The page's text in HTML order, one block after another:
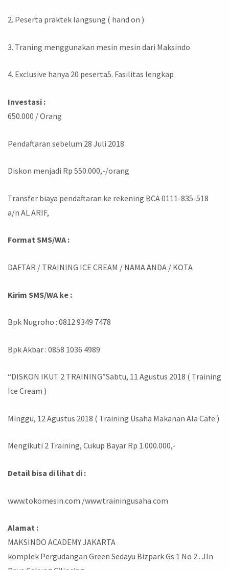
2. Peserta praktek langsung ( hand on )
3. Traning menggunakan mesin mesin dari Maksindo
4. Exclusive hanya 20 peserta5. Fasilitas lengkap
Investasi :
650.000 / Orang
Pendaftaran sebelum 28 Juli 2018
Diskon menjadi Rp 550.000,-/orang
Transfer biaya pendaftaran ke rekening BCA 0111-835-518
a/n AL ARIF,
Format SMS/WA :
DAFTAR / TRAINING ICE CREAM / NAMA ANDA / KOTA
Kirim SMS/WA ke :
Bpk Nugroho : 0812 9349 7478
Bpk Akbar : 0858 1036 4989
“DISKON IKUT 2 TRAINING”Sabtu, 11 Agustus 2018 ( Training
Ice Cream )
Minggu, 12 Agustus 2018 ( Training Usaha Makanan Ala Cafe )
Mengikuti 2 Training, Cukup Bayar Rp 1.000.000,-
Detail bisa di lihat di :
www.tokomesin.com /www.trainingusaha.com
Alamat :
MAKSINDO ACADEMY JAKARTA
komplek Pergudangan Green Sedayu Bizpark Gs 1 No 2 . Jln